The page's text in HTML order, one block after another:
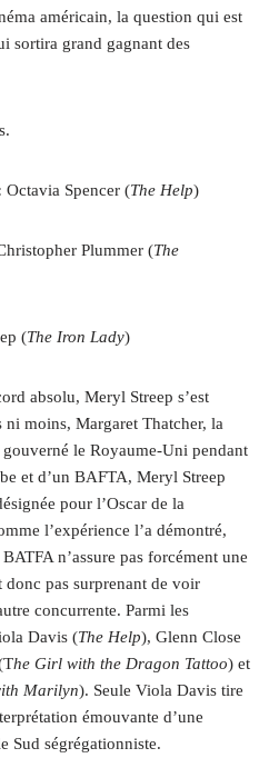
américain, la question qui est
sortira grand gagnant des
Octavia Spencer (The Help)
Plummer (The
(The Iron Lady)
absolu, Meryl Streep s’est
ni moins, Margaret Thatcher, la
le Royaume-Uni pendant
et d’un BAFTA, Meryl Streep
pour l’Oscar de la
l’expérience l’a démontré,
n’assure pas forcément une
pas surprenant de voir
concurrente. Parmi les
Davis (The Help), Glenn Close
he Girl with the Dragon Tattoo) et
Marilyn). Seule Viola Davis tire
émouvante d’une
Sud ségrégationniste.